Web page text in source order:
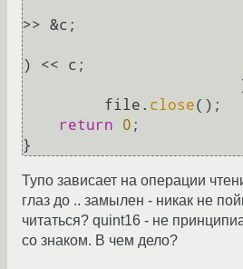
>> &c;
) << c;
         file.
close();
return
0 ;
Тупо зависает на операции
глаз до .. замылен - никак не
читаться? quint16 - не
со знаком. В чем дело?